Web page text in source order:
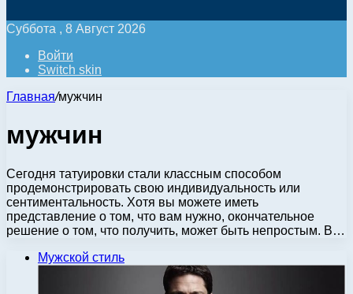
Суббота , 8 Август 2026
Войти
Switch skin
Главная/мужчин
мужчин
Сегодня татуировки стали классным способом
продемонстрировать свою индивидуальность или
сентиментальность. Хотя вы можете иметь
представление о том, что вам нужно, окончательное
решение о том, что получить, может быть непростым. В…
Мужской стиль